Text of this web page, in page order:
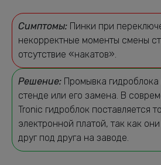
Симптомы: Пинки при
некорректные моменты смены
отсутствие «накатов».
Решение: Промывка
стенде или его замена. В
Tronic гидроблок поставляется
электронной платой, так как
друг под друга на заводе.